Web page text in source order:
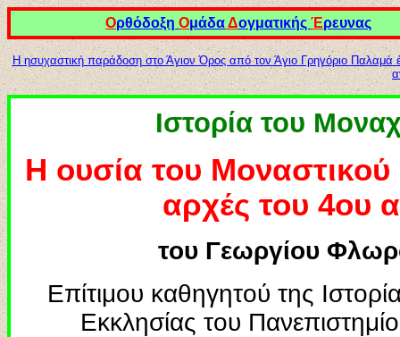
Ορθόδοξη ΟμάδαΔογματικής Έρευνας
Η ησυχαστική παράδοση στο Άγιον Όρος από τον Άγιο Γρηγόριο Παλαμά
Ιστορία του
Η ουσία του Μοναστικού
αρχές του 4ου
του Γεωργίου
Επίτιμου καθηγητού της
Εκκλησίας του